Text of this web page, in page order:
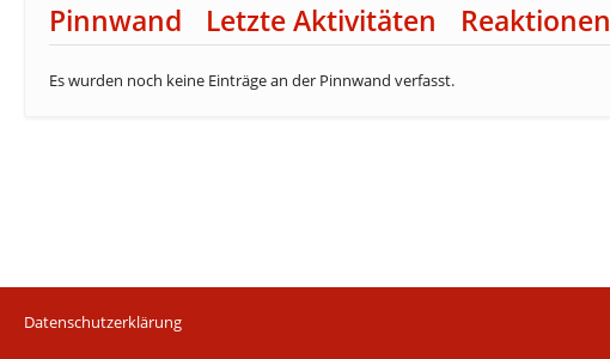
Pinnwand Letzte Aktivitäten Reaktionen
Es wurden noch keine Einträge an der Pinnwand verfasst.
Datenschutzerklärung